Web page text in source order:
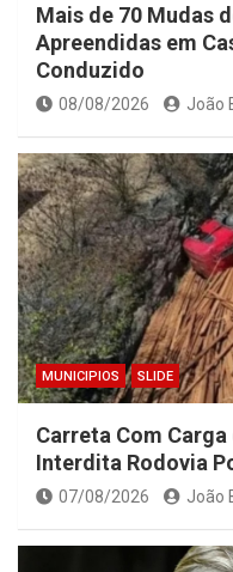
Mais de 70 Mudas
Apreendidas em
Conduzido
08/08/2026 João
MUNICIPIOS SLIDE
Carreta Com
Interdita Rodovia
07/08/2026 João